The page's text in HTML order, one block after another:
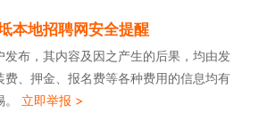
本地招聘网安全提醒
发布，其内容及因之产生的后果，均由发
费、押金、报名费等各种费用的信息均有
立即举报 >